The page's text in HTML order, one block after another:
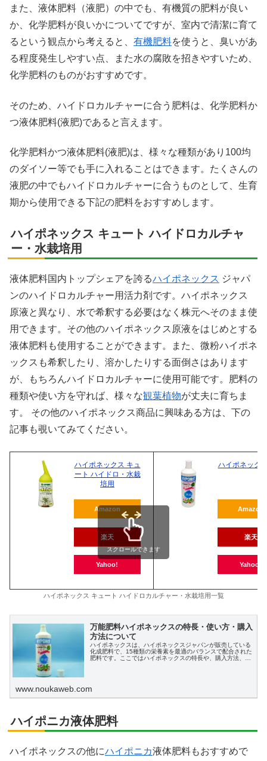
また、液体肥料（液肥）の中でも、有機質の肥料が良い
か、化学肥料が良いかについてですが、室内で清潔に育て
るという観点から考えると、 有機肥料を使うと、臭いがあ
る程度発生しやすい点、また水の腐敗を招きやすいため、
化学肥料のものがおすすめです。
そのため、ハイドロカルチャーに合う肥料は、化学肥料か
つ液体肥料(液肥)であると言えます。
化学肥料かつ液体肥料(液肥)は、様々な種類があり100均
のダイソー等でも手に入れることはできます。たくさんの
液肥の中でもハイドロカルチャーに合うものとして、生育
期から使用できる下記の肥料をおすすめします。
ハイポネックス キュート ハイドロカルチャ
ー・水栽培用
液体肥料国内トップシェアを誇るハイポネックス ジャパ
ンのハイドロカルチャー用活力剤です。ハイポネックス
原液と異なり、水で希釈する必要はなく株元へそのまま使
用できます。その他のハイポネックス原液をはじめとする
液体肥料も使用することができます。また、微粉ハイポネ
ックスも希釈したり、溶かしたりする面倒さはあります
が、もちろんハイドロカルチャーに使用可能です。肥料の
種類や使い方を守れば、様々な観葉植物が丈夫に育ちま
す。 その他のハイポネックス商品に興味ある方は、下の
記事も覗いてみてください。
ハイポネックス キュ
ート ハイドロ・水栽
培用
Amazon
楽天
Yahoo!
ハイポネック
Amazon
楽天
Yahoo!
スクロールできます
ハイポネックス キュート ハイドロカルチャー・水栽培用一覧
万能肥料ハイポネックスの特長・使い方・購入
方法について
ハイポネックスは、ハイポネックスジャパンが販売している
化成肥料で、15種類の栄養素を最適のバランスで配合された
肥料です。ここではハイポネックスの特長や、購入方法、使
www.noukaweb.com
ハイポニカ液体肥料
ハイポネックスの他にハイポニカ液体肥料もおすすめで